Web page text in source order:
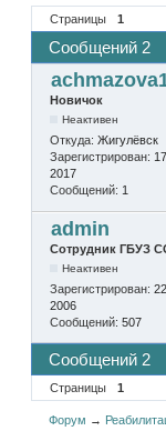
Страницы 1
Сообщений 2
Новичок
Неактивен
Откуда: Жигулёвск
Зарегистрирован:
2017
Сообщений: 1
admin
Сотрудник ГБУЗ
Неактивен
Зарегистрирован:
2006
Сообщений: 507
Сообщений 2
Страницы 1
Форум →